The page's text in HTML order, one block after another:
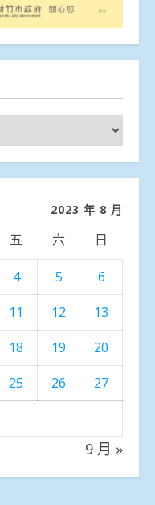
2023 年 8 月
五 六 日
4 5
6
11 12
13
18 19
20
25 26
27
9 月 »